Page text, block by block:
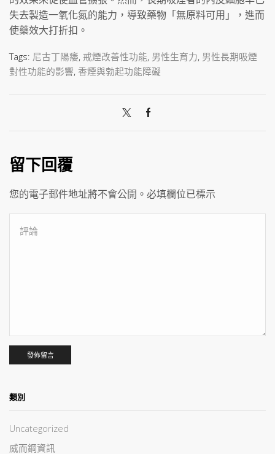
失去製造一氧化氮的能力，導致藥物「無原料可用」，進而
使藥效大打折扣。
Tags: 尼古丁陽痿, 戒煙改善性功能, 男性生育力, 男性長期吸煙
對性功能的影響, 香煙與勃起功能障礙
留下回覆
您的電子郵件地址將不會公開。必填欄位已標示
類別
Uncategorized
威而鋼資訊